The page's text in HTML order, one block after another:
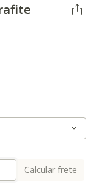
Calcular frete